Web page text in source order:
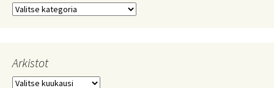
Kategoriat
Arkistot
Arkistot